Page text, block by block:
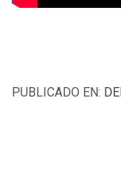
PUBLICADO EN: